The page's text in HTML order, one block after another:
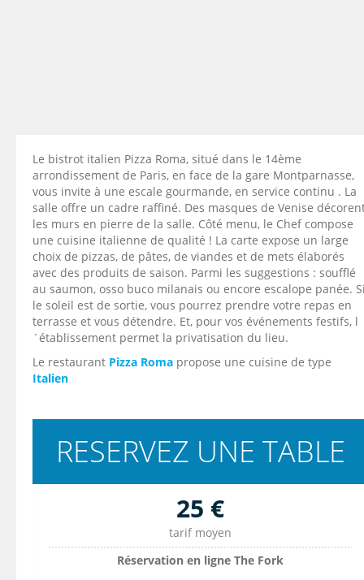
Le bistrot italien Pizza Roma, situé dans le 14ème
arrondissement de Paris, en face de la gare Montparnasse,
vous invite à une escale gourmande, en service continu . La
salle offre un cadre raffiné. Des masques de Venise
les murs en pierre de la salle. Côté menu, le Chef compose
une cuisine italienne de qualité ! La carte expose un large
choix de pizzas, de pâtes, de viandes et de mets élaborés
avec des produits de saison. Parmi les suggestions : soufflé
au saumon, osso buco milanais ou encore escalope panée.
le soleil est de sortie, vous pourrez prendre votre repas en
terrasse et vous détendre. Et, pour vos événements festifs, l
´établissement permet la privatisation du lieu.
Le restaurant Pizza Roma propose une cuisine de type
Italien
RESERVEZ UNE TABLE
25 €
tarif moyen
Réservation en ligne The Fork